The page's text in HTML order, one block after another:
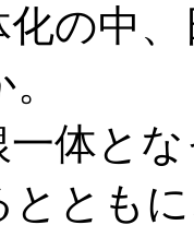
の中、
体とな
ととも